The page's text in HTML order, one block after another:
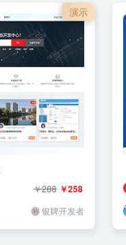
演示
￥258
￥288
银牌开发者